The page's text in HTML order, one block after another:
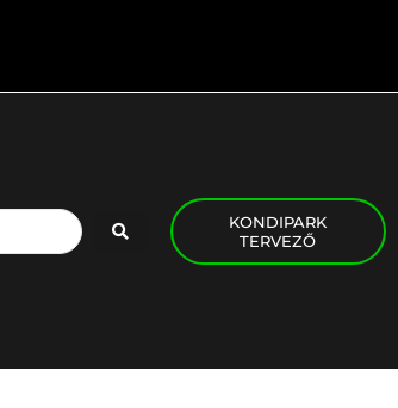
KONDIPARK
TERVEZŐ